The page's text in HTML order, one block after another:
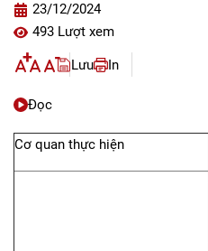
23/12/2024
493 Lượt xem
Lưu In
Đọc
Cơ quan thực hiện